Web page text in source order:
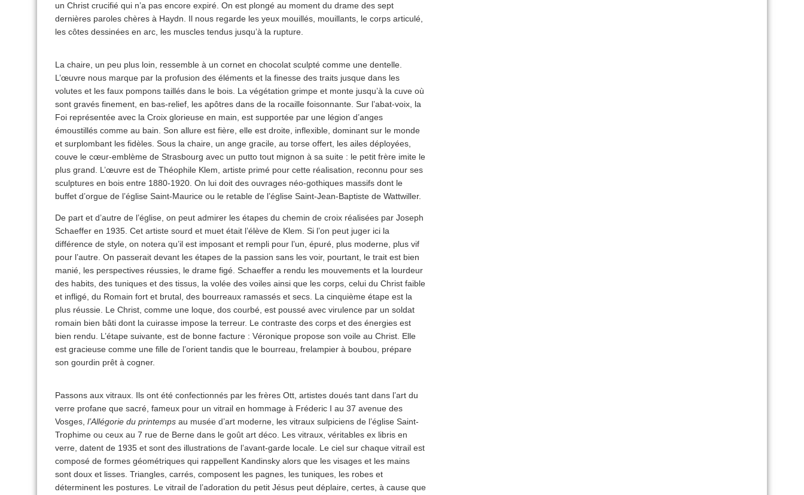
un Christ crucifié qui n’a pas encore expiré. On est plongé au moment du drame des sept
dernières paroles chères à Haydn. Il nous regarde les yeux mouillés, mouillants, le corps articulé,
les côtes dessinées en arc, les muscles tendus jusqu’à la rupture.
La chaire, un peu plus loin, ressemble à un cornet en chocolat sculpté comme une dentelle.
L’œuvre nous marque par la profusion des éléments et la finesse des traits jusque dans les
volutes et les faux pompons taillés dans le bois. La végétation grimpe et monte jusqu’à la cuve où
sont gravés finement, en bas-relief, les apôtres dans de la rocaille foisonnante. Sur l’abat-voix, la
Foi représentée avec la Croix glorieuse en main, est supportée par une légion d’anges
émoustillés comme au bain. Son allure est fière, elle est droite, inflexible, dominant sur le monde
et surplombant les fidèles. Sous la chaire, un ange gracile, au torse offert, les ailes déployées,
couve le cœur-emblème de Strasbourg avec un putto tout mignon à sa suite : le petit frère imite le
plus grand. L’œuvre est de Théophile Klem, artiste primé pour cette réalisation, reconnu pour ses
sculptures en bois entre 1880-1920. On lui doit des ouvrages néo-gothiques massifs dont le
buffet d’orgue de l’église Saint-Maurice ou le retable de l’église Saint-Jean-Baptiste de Wattwiller.
De part et d’autre de l’église, on peut admirer les étapes du chemin de croix réalisées par Joseph
Schaeffer en 1935. Cet artiste sourd et muet était l’élève de Klem. Si l’on peut juger ici la
différence de style, on notera qu’il est imposant et rempli pour l’un, épuré, plus moderne, plus vif
pour l’autre. On passerait devant les étapes de la passion sans les voir, pourtant, le trait est bien
manié, les perspectives réussies, le drame figé. Schaeffer a rendu les mouvements et la lourdeur
des habits, des tuniques et des tissus, la volée des voiles ainsi que les corps, celui du Christ faible
et infligé, du Romain fort et brutal, des bourreaux ramassés et secs. La cinquième étape est la
plus réussie. Le Christ, comme une loque, dos courbé, est poussé avec virulence par un soldat
romain bien bâti dont la cuirasse impose la terreur. Le contraste des corps et des énergies est
bien rendu. L’étape suivante, est de bonne facture : Véronique propose son voile au Christ. Elle
est gracieuse comme une fille de l’orient tandis que le bourreau, frelampier à boubou, prépare
son gourdin prêt à cogner.
Passons aux vitraux. Ils ont été confectionnés par les frères Ott, artistes doués tant dans l’art du
verre profane que sacré, fameux pour un vitrail en hommage à Fréderic I au 37 avenue des
Vosges, l’Allégorie du printemps au musée d’art moderne, les vitraux sulpiciens de l’église Saint-
Trophime ou ceux au 7 rue de Berne dans le goût art déco. Les vitraux, véritables ex libris en
verre, datent de 1935 et sont des illustrations de l’avant-garde locale. Le ciel sur chaque vitrail est
composé de formes géométriques qui rappellent Kandinsky alors que les visages et les mains
sont doux et lisses. Triangles, carrés, composent les pagnes, les tuniques, les robes et
déterminent les postures. Le vitrail de l’adoration du petit Jésus peut déplaire, certes, à cause que